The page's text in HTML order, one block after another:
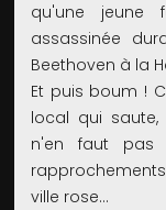
qu'une jeune
assassinée
Beethoven à la
Et puis boum !
local qui saute,
n'en faut
ville rose…